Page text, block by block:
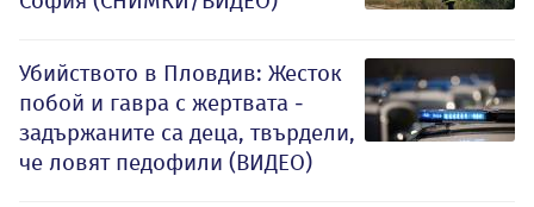
Убийството в Пловдив: Жесток
побой и гавра с жертвата -
задържаните са деца, твърдели,
че ловят педофили (ВИДЕО)